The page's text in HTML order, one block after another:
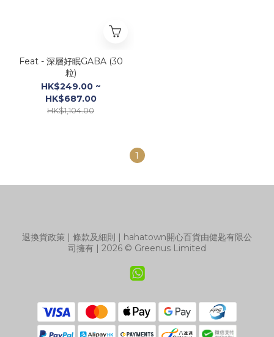
Feat - 深層好眠GABA (30
粒)
HK$249.00 ~
HK$687.00
HK$1,104.00
1
退換貨政策 | 條款及細則 | hahatown開心百貨由健匙有限公
司擁有 | 2026 © Greenus Limited